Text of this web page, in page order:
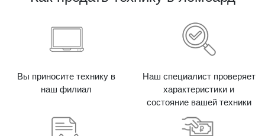
Вы приносите технику в
наш филиал
Наш специалист проверяет
характеристики и
состояние вашей техники